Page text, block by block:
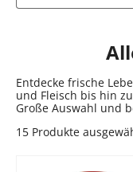
Entdecke frische
und Fleisch bis hin
Große Auswahl und
15 Produkte